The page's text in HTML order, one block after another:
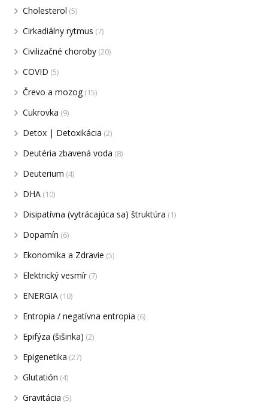
Cholesterol (5)
Cirkadiálny rytmus (7)
Civilizačné choroby (20)
COVID (5)
Črevo a mozog (15)
Cukrovka (9)
Detox | Detoxikácia (2)
Deutéria zbavená voda (8)
Deuterium (4)
DHA (10)
Disipatívna (vytrácajúca sa) štruktúra (1)
Dopamín (6)
Ekonomika a Zdravie (5)
Elektrický vesmír (7)
ENERGIA (10)
Entropia / negatívna entropia (6)
Epifýza (šišinka) (2)
Epigenetika (27)
Glutatión (4)
Gravitácia (5)